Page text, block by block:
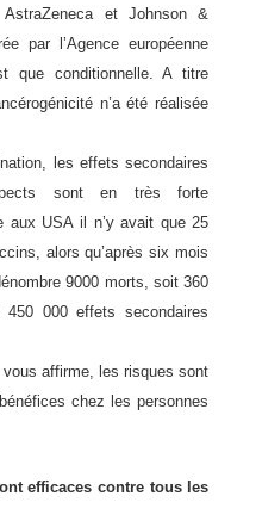
et Johnson &
par l’Agence européenne
que conditionnelle. A titre
n’a été réalisée
les effets secondaires
sont en très forte
aux USA il n’y avait que 25
alors qu’après six mois
9000 morts, soit 360
000 effets secondaires
vous affirme, les risques sont
chez les personnes
efficaces contre tous les